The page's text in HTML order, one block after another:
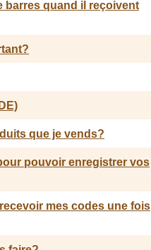
barres quand il reçoivent
que je vends?
pouvoir enregistrer vos
mes codes une fois